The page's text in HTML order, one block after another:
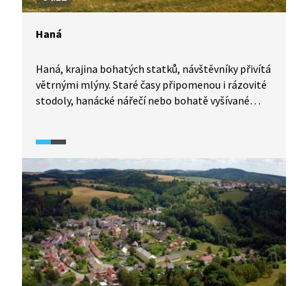
Haná
Haná, krajina bohatých statků, návštěvníky přivítá
větrnými mlýny. Staré časy připomenou i rázovité
stodoly, hanácké nářečí nebo bohatě vyšívané